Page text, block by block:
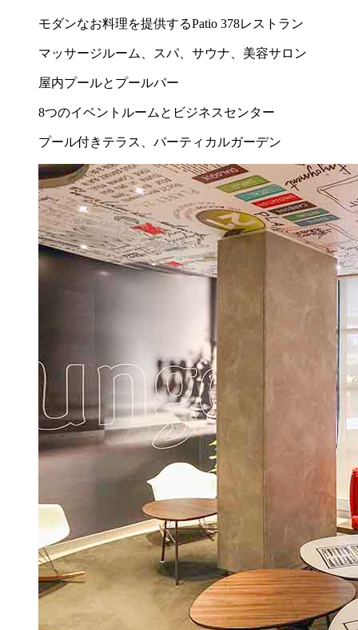
モダンなお料理を提供するPatio 378レストラン
マッサージルーム、スパ、サウナ、美容サロン
屋内プールとプールバー
8つのイベントルームとビジネスセンター
プール付きテラス、バーティカルガーデン